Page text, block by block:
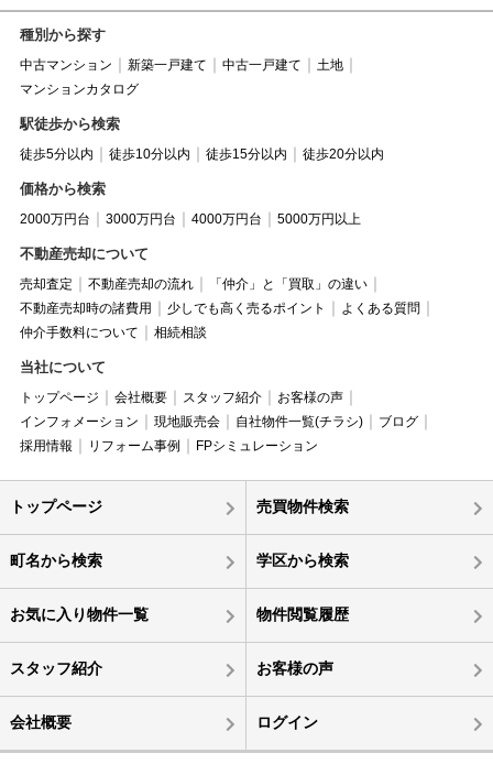
種別から探す
中古マンション 新築一戸建て 中古一戸建て
土地
マンションカタログ
駅徒歩から検索
徒歩5分以内 徒歩10分以内 徒歩15分以内 徒歩20分以内
価格から検索
2000万円台 3000万円台 4000万円台 5000万円以上
不動産売却について
売却査定 不動産売却の流れ
「仲介」と「買取」の違い
不動産売却時の諸費用
少しでも高く売るポイント
よくある質問
仲介手数料について
相続相談
当社について
トップページ 会社概要 スタッフ紹介
お客様の声
インフォメーション
現地販売会 自社物件一覧(チラシ)
ブログ
採用情報
リフォーム事例 FPシミュレーション
トップページ 売買物件検索
町名から検索 学区から検索
お気に入り物件一覧 物件閲覧履歴
スタッフ紹介 お客様の声
会社概要 ログイン